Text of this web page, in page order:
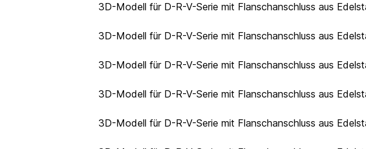
3D-Modell für D-R-V-Serie mit Flanschanschluss aus
3D-Modell für D-R-V-Serie mit Flanschanschluss aus
3D-Modell für D-R-V-Serie mit Flanschanschluss aus
3D-Modell für D-R-V-Serie mit Flanschanschluss aus
3D-Modell für D-R-V-Serie mit Flanschanschluss aus